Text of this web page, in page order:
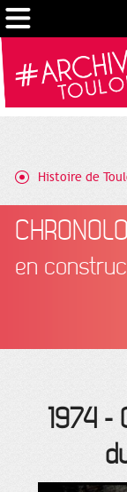
Histoire de
en
1974-
Gestion de vos